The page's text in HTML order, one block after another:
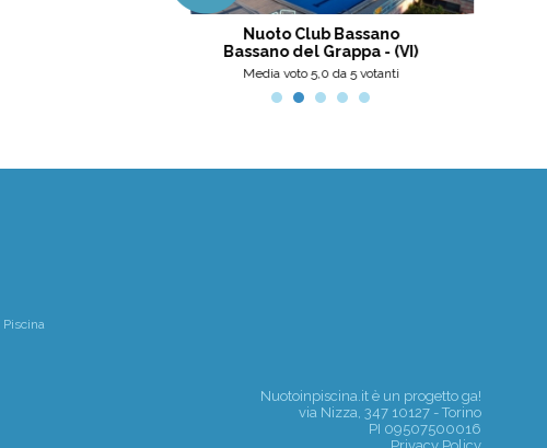
Nuoto Club Bassano
Bassano del Grappa - (VI)
Media voto 5,0 da 5 votanti
Nuotoinpiscina.it è un progetto ga!
via Nizza, 347 10127 - Torino
PI 09507500016